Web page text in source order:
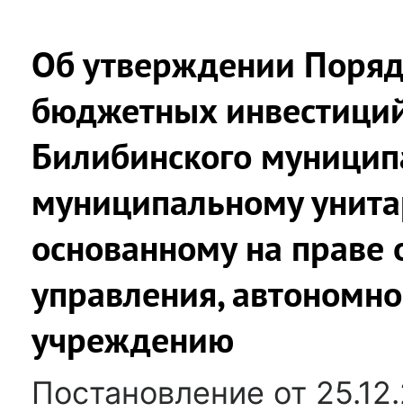
Об утверждении
бюджетных
Билибинского
муниципальному
основанному на праве
управления,
учреждению
Постановление от